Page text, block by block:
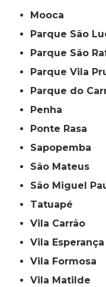
Mooca
Parque São
Parque São
Parque Vila
Parque do
Penha
Ponte Rasa
Sapopemba
São Mateus
São Miguel
Tatuapé
Vila Carrão
Vila Esperança
Vila Formosa
Vila Matilde